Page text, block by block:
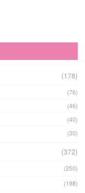
(178)
(76)
(46)
(40)
(30)
(372)
(250)
(198)